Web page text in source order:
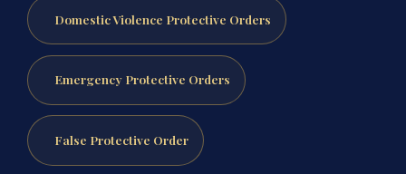
Domestic Violence Protective Orders
Emergency Protective Orders
False Protective Order